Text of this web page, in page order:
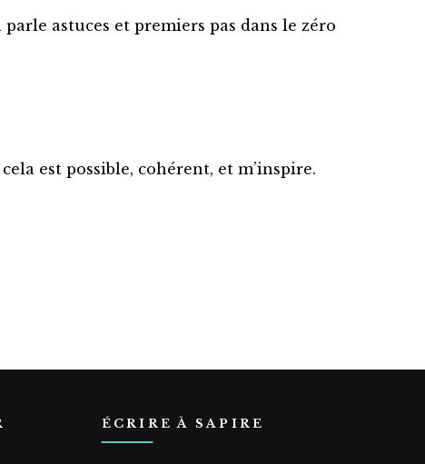
astuces et premiers pas dans le zéro
est possible, cohérent, et m’inspire.
ÉCRIRE À SAPIRE